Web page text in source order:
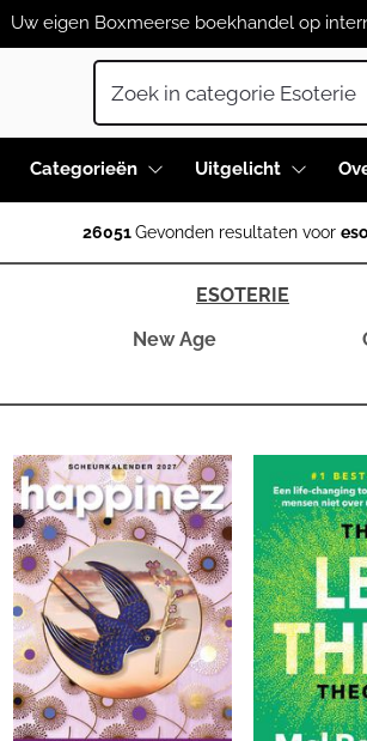
Uw eigen Boxmeerse boekhandel op
Categorieën Uitgelicht
26051Gevonden resultaten voor
ESOTERIE
New Age